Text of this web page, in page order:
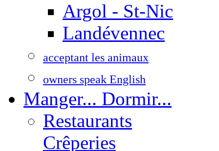
Argol - St-Nic
Landévennec
acceptant les animaux
owners speak English
Manger... Dormir...
Restaurants
Crêperies